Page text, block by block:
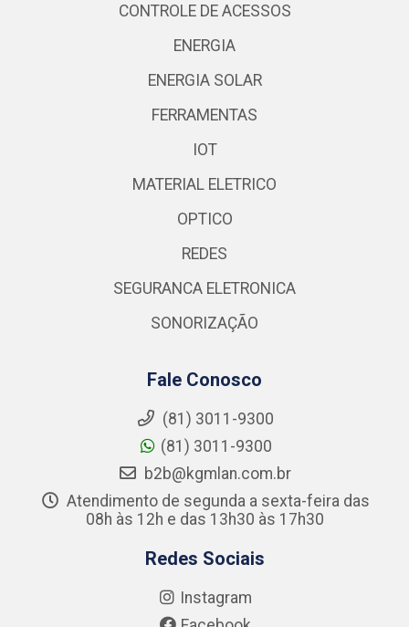
CONTROLE DE ACESSOS
ENERGIA
ENERGIA SOLAR
FERRAMENTAS
IOT
MATERIAL ELETRICO
OPTICO
REDES
SEGURANCA ELETRONICA
SONORIZAÇÃO
Fale Conosco
(81) 3011-9300
(81) 3011-9300
b2b@kgmlan.com.br
Atendimento de segunda a sexta-feira das
08h às 12h e das 13h30 às 17h30
Redes Sociais
Instagram